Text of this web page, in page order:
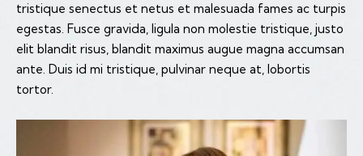
tristique senectus et netus et malesuada fames ac turpis
egestas. Fusce gravida, ligula non molestie tristique, justo
elit blandit risus, blandit maximus augue magna accumsan
ante. Duis id mi tristique, pulvinar neque at, lobortis
tortor.